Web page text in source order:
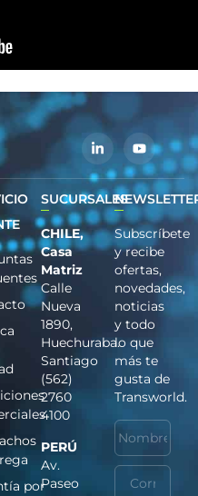
por
SUCURSALES
CHILE,
Casa
Matriz
Calle
Nueva
1890,
Huechuraba.
Santiago
(562)
2760
4100
PERÚ
Av.
Paseo
Subscríbete
y recibe
ofertas,
novedades,
noticias
y todo
lo que
más te
gusta de
Transworld.